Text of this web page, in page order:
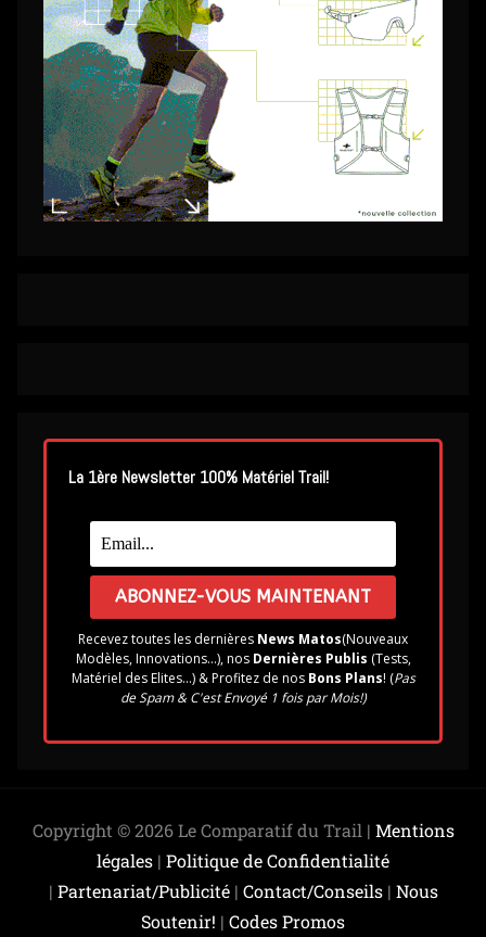
La 1ère Newsletter 100% Matériel Trail!
Recevez toutes les dernières News Matos(Nouveaux
Modèles, Innovations...), nosDernières Publis (Tests,
Matériel des Elites...) & Profitez de nosBons Plans! (Pas
de Spam & C'est Envoyé 1 fois par Mois!)
Copyright © 2026 Le Comparatif du Trail | Mentions
légales | Politique de Confidentialité
| Partenariat/Publicité| Contact/Conseils | Nous
Soutenir! | Codes Promos